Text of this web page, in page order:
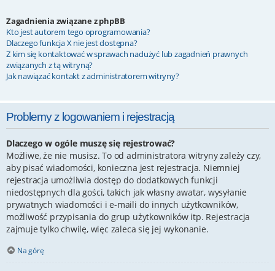
Zagadnienia związane z phpBB
Kto jest autorem tego oprogramowania?
Dlaczego funkcja X nie jest dostępna?
Z kim się kontaktować w sprawach nadużyć lub zagadnień prawnych
związanych z tą witryną?
Jak nawiązać kontakt z administratorem witryny?
Problemy z logowaniem i rejestracją
Dlaczego w ogóle muszę się rejestrować?
Możliwe, że nie musisz. To od administratora witryny zależy czy,
aby pisać wiadomości, konieczna jest rejestracja. Niemniej
rejestracja umożliwia dostęp do dodatkowych funkcji
niedostępnych dla gości, takich jak własny awatar, wysyłanie
prywatnych wiadomości i e-maili do innych użytkowników,
możliwość przypisania do grup użytkowników itp. Rejestracja
zajmuje tylko chwilę, więc zaleca się jej wykonanie.
Na górę